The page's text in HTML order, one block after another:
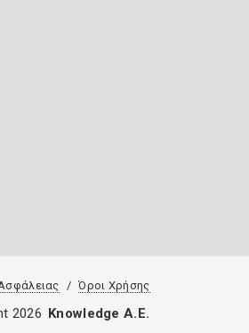
Όροι Χρήσης
2026 Knowledge A.E.